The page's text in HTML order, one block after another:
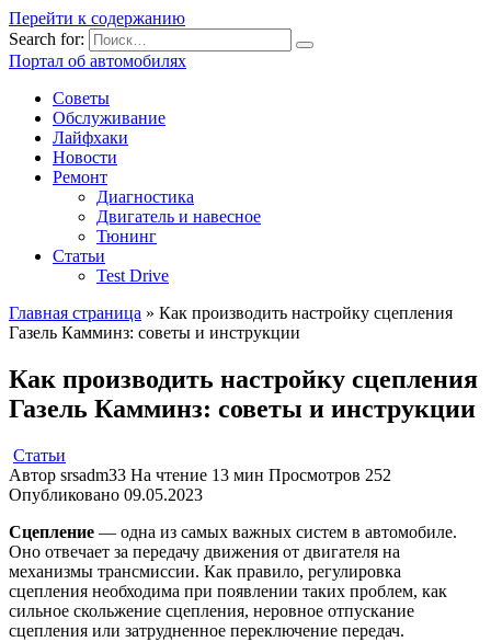
Перейти к содержанию
Search for:
Портал об автомобилях
Советы
Обслуживание
Лайфхаки
Новости
Ремонт
Диагностика
Двигатель и навесное
Тюнинг
Статьи
Test Drive
Главная страница » Как производить настройку сцепления
Газель Камминз: советы и инструкции
Как производить настройку сцепления
Газель Камминз: советы и инструкции
Статьи
Автор srsadm33 На чтение 13 мин Просмотров 252
Опубликовано 09.05.2023
Сцепление — одна из самых важных систем в автомобиле.
Оно отвечает за передачу движения от двигателя на
механизмы трансмиссии. Как правило, регулировка
сцепления необходима при появлении таких проблем, как
сильное скольжение сцепления, неровное отпускание
сцепления или затрудненное переключение передач.